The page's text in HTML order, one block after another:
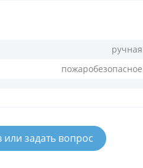
ручная
пожаробезопасное
задать вопрос